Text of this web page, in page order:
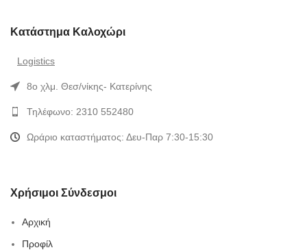
Κατάστημα Καλοχώρι
Logistics
8ο χλμ. Θεσ/νίκης- Κατερίνης
Τηλέφωνο: 2310 552480
Ωράριο καταστήματος: Δευ-Παρ 7:30-15:30
Χρήσιμοι Σύνδεσμοι
Αρχική
Προφίλ